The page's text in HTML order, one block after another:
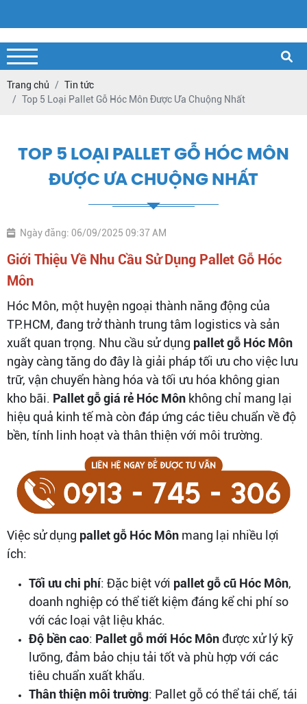
Trang chủ
Tin tức
Top 5 Loại Pallet Gỗ Hóc Môn Được Ưa Chuộng Nhất
TOP 5 LOẠI PALLET GỖ HÓC MÔN
ĐƯỢC ƯA CHUỘNG NHẤT
Ngày đăng: 06/09/2025 09:37 AM
Giới Thiệu Về Nhu Cầu Sử Dụng Pallet Gỗ Hóc
Môn
Hóc Môn, một huyện ngoại thành năng động của
TP.HCM, đang trở thành trung tâm logistics và sản
xuất quan trọng. Nhu cầu sử dụng pallet gỗ Hóc Môn
ngày càng tăng do đây là giải pháp tối ưu cho việc lưu
trữ, vận chuyển hàng hóa và tối ưu hóa không gian
kho bãi. Pallet gỗ giá rẻ Hóc Môn không chỉ mang lại
hiệu quả kinh tế mà còn đáp ứng các tiêu chuẩn về độ
bền, tính linh hoạt và thân thiện với môi trường.
Việc sử dụng pallet gỗ Hóc Môn mang lại nhiều lợi
ích:
Tối ưu chi phí: Đặc biệt với pallet gỗ cũ Hóc Môn,
doanh nghiệp có thể tiết kiệm đáng kể chi phí so
với các loại vật liệu khác.
Độ bền cao: Pallet gỗ mới Hóc Mônđược xử lý kỹ
lưỡng, đảm bảo chịu tải tốt và phù hợp với các
tiêu chuẩn xuất khẩu.
Thân thiện môi trường: Pallet gỗ có thể tái chế, tái